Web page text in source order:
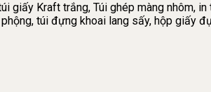
giấy Kraft trắng, Túi ghép màng nhôm,
túi đựng khoai lang sấy, hộp giấy